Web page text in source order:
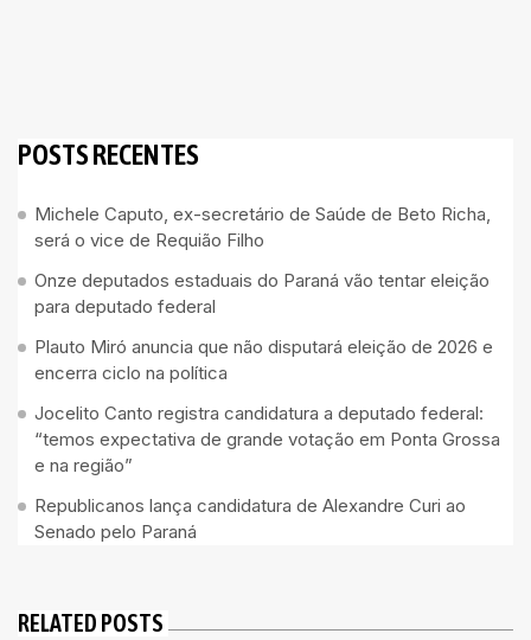
POSTS RECENTES
Michele Caputo, ex-secretário de Saúde de Beto Richa,
será o vice de Requião Filho
Onze deputados estaduais do Paraná vão tentar eleição
para deputado federal
Plauto Miró anuncia que não disputará eleição de 2026 e
encerra ciclo na política
Jocelito Canto registra candidatura a deputado federal:
“temos expectativa de grande votação em Ponta Grossa
e na região”
Republicanos lança candidatura de Alexandre Curi ao
Senado pelo Paraná
RELATED POSTS